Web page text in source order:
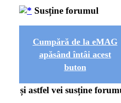
Susține forumul
Cumpără de la eMAG
apăsând întâi acest
buton
și astfel vei susține